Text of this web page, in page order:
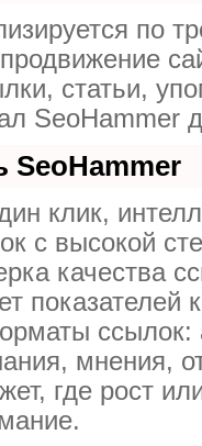
по
статьи,
SeoHammer
SeoHammer
клик,
с высокой
качества
показателей
ссылок:
мнения,
где рост